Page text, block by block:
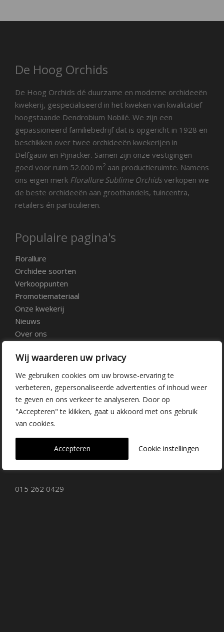
Wij waarderen uw privacy
We gebruiken cookies om uw browse-ervaring te
verbeteren, gepersonaliseerde advertenties of inhoud weer
te geven en ons verkeer te analyseren. Door op
"Accepteren" te klikken, gaat u akkoord met ons gebruik
van cookies.
Cookie instellingen
Accepteren
De Hoog Orchids
De Hoog Orchids dé duurzame en moderne orchideeën
kwekerij, gespecialiseerd in het kweken van kwalitatief
hoogstaande Dendrobium Nobilé. We zijn een
gepassioneerd familiebedrijf dat is opgericht in 1928 en
beschikken over twee orchideeën kwekerijen in
Delfgauw en Pijnacker. Samen zijn onze vestigingen
goed voor ruim 52.000 m2 aan productieruimte. Namens
ons eigen merk Florallure Sublime Orchidsverkopen we
de beste orchideeën aan groothandels, tuincentra,
retailers én particulieren.
Populaire pagina's
Florallure
Orchidee soorten
Verkooppunten
Promotiemateriaal
Onze kwekerij
Nieuws
Over ons
Vacatures
Contact
Kwekerij Delfgauw
Vrederustlaan 10
2645 AW Delfgauw
015 262 0429